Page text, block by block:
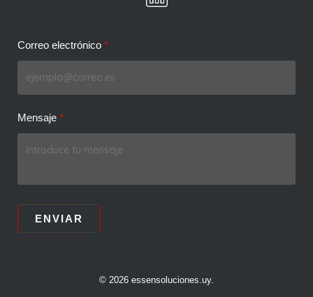
Correo electrónico
Mensaje
ENVIAR
© 2026 essensoluciones.uy.